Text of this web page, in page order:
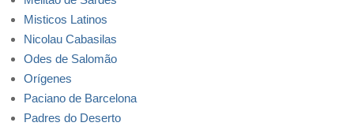
Misticos Latinos
Nicolau Cabasilas
Odes de Salomão
Orígenes
Paciano de Barcelona
Padres do Deserto